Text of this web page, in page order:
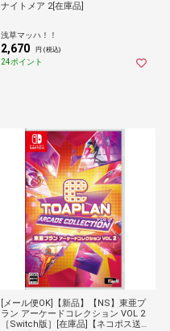
ナイトメア 2[在庫品]
浅草マッハ！！
2,670 円 (税込)
24ポイント
[メール便OK]【新品】【NS】東亜プ
ラン アーケードコレクション VOL 2
［Switch版］[在庫品]【ネコポス送